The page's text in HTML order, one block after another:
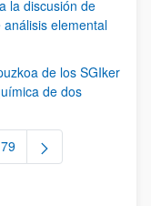
la discusión de
elemental
de los SGIker
de dos
intermedias Use TAB
Página
79